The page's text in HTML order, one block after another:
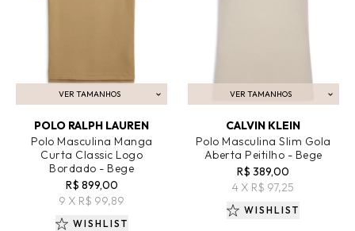
VER TAMANHOS
ADICIONAR AO CARRINHO
POLO RALPH LAUREN
Polo Masculina Manga
Curta Classic Logo
Bordado - Bege
R$ 899,00
9 X R$ 99,89
WISHLIST
VER TAMANHOS
ADICIONAR AO CARRINHO
CALVIN KLEIN
Polo Masculina Slim Gola
Aberta Peitilho - Bege
R$ 389,00
4 X R$ 97,25
WISHLIST